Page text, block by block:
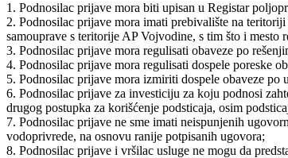
1. Podnosilac prijave mora biti upisan u Registar
2. Podnosilac prijave mora imati prebivalište na
samouprave s teritorije AP Vojvodine, s tim što i
3. Podnosilac prijave mora regulisati obaveze po
4. Podnosilac prijave mora regulisati dospele poreske
5. Podnosilac prijave mora izmiriti dospele obaveze
6. Podnosilac prijave za investiciju za koju podnosi
drugog postupka za korišćenje podsticaja, osim
7. Podnosilac prijave ne sme imati neispunjenih
vodoprivrede, na osnovu ranije potpisanih ugovora;
8. Podnosilac prijave i vršilac usluge ne mogu da